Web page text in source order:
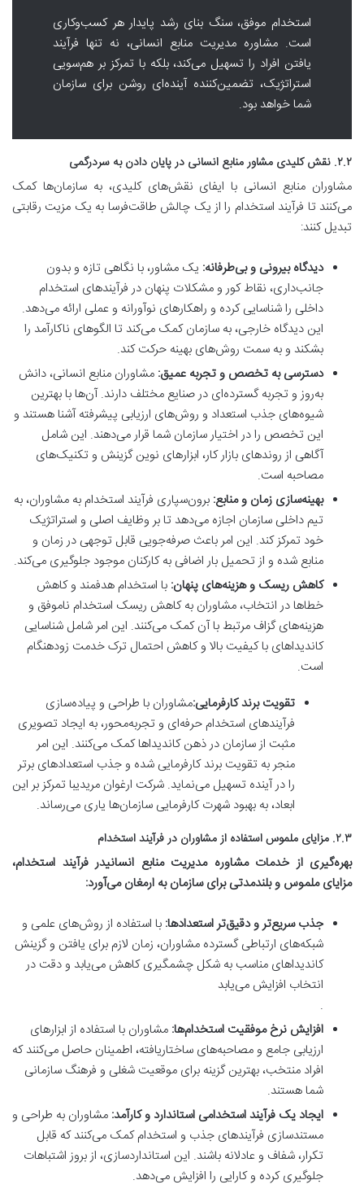
استخدام موفق، سنگ بنای رشد پایدار هر کسب‌وکاری
است. مشاوره مدیریت منابع انسانی، نه تنها فرآیند
یافتن افراد را تسهیل می‌کند، بلکه با تمرکز بر هم‌سویی
استراتژیک، تضمین‌کننده آینده‌ای روشن برای سازمان
شما خواهد بود.
۲.۲. نقش کلیدی مشاور منابع انسانی در پایان دادن به سردرگمی
مشاوران منابع انسانی با ایفای نقش‌های کلیدی، به سازمان‌ها کمک
می‌کنند تا فرآیند استخدام را از یک چالش طاقت‌فرسا به یک مزیت رقابتی
تبدیل کنند:
دیدگاه بیرونی و بی‌طرفانه: یک مشاور، با نگاهی تازه و بدون
جانب‌داری، نقاط کور و مشکلات پنهان در فرآیندهای استخدام
داخلی را شناسایی کرده و راهکارهای نوآورانه و عملی ارائه می‌دهد.
این دیدگاه خارجی، به سازمان کمک می‌کند تا الگوهای ناکارآمد را
بشکند و به سمت روش‌های بهینه حرکت کند.
دسترسی به تخصص و تجربه عمیق: مشاوران منابع انسانی، دانش
به‌روز و تجربه گسترده‌ای در صنایع مختلف دارند. آن‌ها با بهترین
شیوه‌های جذب استعداد و روش‌های ارزیابی پیشرفته آشنا هستند و
این تخصص را در اختیار سازمان شما قرار می‌دهند. این شامل
آگاهی از روندهای بازار کار، ابزارهای نوین گزینش و تکنیک‌های
مصاحبه است.
بهینه‌سازی زمان و منابع: برون‌سپاری فرآیند استخدام به مشاوران، به
تیم داخلی سازمان اجازه می‌دهد تا بر وظایف اصلی و استراتژیک
خود تمرکز کند. این امر باعث صرفه‌جویی قابل توجهی در زمان و
منابع شده و از تحمیل بار اضافی به کارکنان موجود جلوگیری می‌کند.
کاهش ریسک و هزینه‌های پنهان: با استخدام هدفمند و کاهش
خطاها در انتخاب، مشاوران به کاهش ریسک استخدام ناموفق و
هزینه‌های گزاف مرتبط با آن کمک می‌کنند. این امر شامل شناسایی
کاندیداهای با کیفیت بالا و کاهش احتمال ترک خدمت زودهنگام
است.
تقویت برند کارفرمایی:مشاوران با طراحی و پیاده‌سازی
فرآیندهای استخدام حرفه‌ای و تجربه‌محور، به ایجاد تصویری
مثبت از سازمان در ذهن کاندیداها کمک می‌کنند. این امر
منجر به تقویت برند کارفرمایی شده و جذب استعدادهای برتر
را در آینده تسهیل می‌نماید. شرکت ارغوان مریدیبا تمرکز بر این
ابعاد، به بهبود شهرت کارفرمایی سازمان‌ها یاری می‌رساند.
۲.۳. مزایای ملموس استفاده از مشاوران در فرآیند استخدام
بهره‌گیری از خدمات مشاوره مدیریت منابع انسانیدر فرآیند استخدام،
مزایای ملموس و بلندمدتی برای سازمان به ارمغان می‌آورد:
جذب سریع‌تر و دقیق‌تر استعدادها: با استفاده از روش‌های علمی و
شبکه‌های ارتباطی گسترده مشاوران، زمان لازم برای یافتن و گزینش
کاندیداهای مناسب به شکل چشمگیری کاهش می‌یابد و دقت در
انتخاب افزایش می‌یابد
.
افزایش نرخ موفقیت استخدام‌ها: مشاوران با استفاده از ابزارهای
ارزیابی جامع و مصاحبه‌های ساختاریافته، اطمینان حاصل می‌کنند که
افراد منتخب، بهترین گزینه برای موقعیت شغلی و فرهنگ سازمانی
شما هستند.
ایجاد یک فرآیند استخدامی استاندارد و کارآمد: مشاوران به طراحی و
مستندسازی فرآیندهای جذب و استخدام کمک می‌کنند که قابل
تکرار، شفاف و عادلانه باشند. این استانداردسازی، از بروز اشتباهات
جلوگیری کرده و کارایی را افزایش می‌دهد.